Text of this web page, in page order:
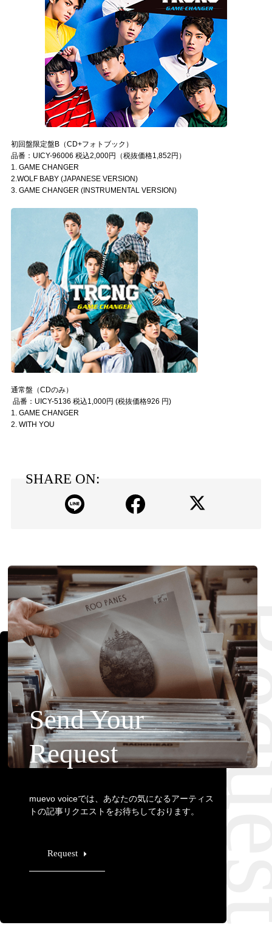
初回盤限定盤B（CD+フォトブック）
品番：UICY-96006 税込2,000円（税抜価格1,852円）
1. GAME CHANGER
2.WOLF BABY (JAPANESE VERSION)
3. GAME CHANGER (INSTRUMENTAL VERSION)
通常盤（CDのみ）
品番：UICY-5136 税込1,000円 (税抜価格926 円)
1. GAME CHANGER
2. WITH YOU
SHARE ON:
Send Your
Request
muevo voiceでは、あなたの気になるアーティス
トの記事リクエストをお待ちしております。
Request